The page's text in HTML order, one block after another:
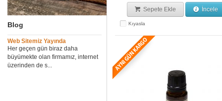
Blog
Web Sitemiz Yayında
Her geçen gün biraz daha
büyümekte olan firmamız, internet
üzerinden de s...
Sepete Ekle İncele
Kıyasla